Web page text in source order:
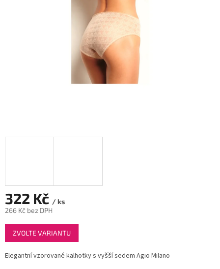
322 Kč / ks
266 Kč bez DPH
Měrná
cena:
ZVOLTE VARIANTU
Elegantní vzorované kalhotky s vyšší sedem Agio Milano